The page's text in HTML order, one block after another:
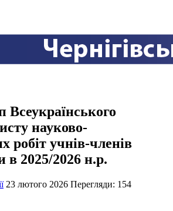
Всеукраїнського
науково-
робіт учнів-членів
2025/2026 н.р.
23 лютого 2026 Перегляди: 154